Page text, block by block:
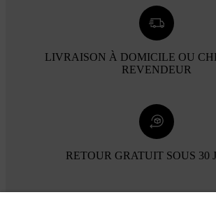
LIVRAISON À DOMICILE OU
REVENDEUR
RETOUR GRATUIT SOUS 30